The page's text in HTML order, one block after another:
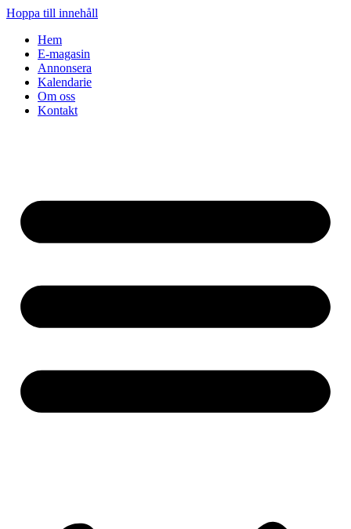
Hoppa till innehåll
Hem
E-magasin
Annonsera
Kalendarie
Om oss
Kontakt